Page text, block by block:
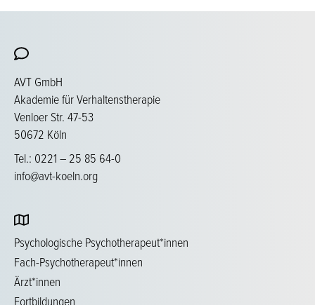
AVT GmbH
Akademie für Verhaltenstherapie
Venloer Str. 47-53
50672 Köln
Tel.: 0221 – 25 85 64-0
info@avt-koeln.org
Psychologische Psychotherapeut*innen
Fach-Psychotherapeut*innen
Ärzt*innen
Fortbildungen